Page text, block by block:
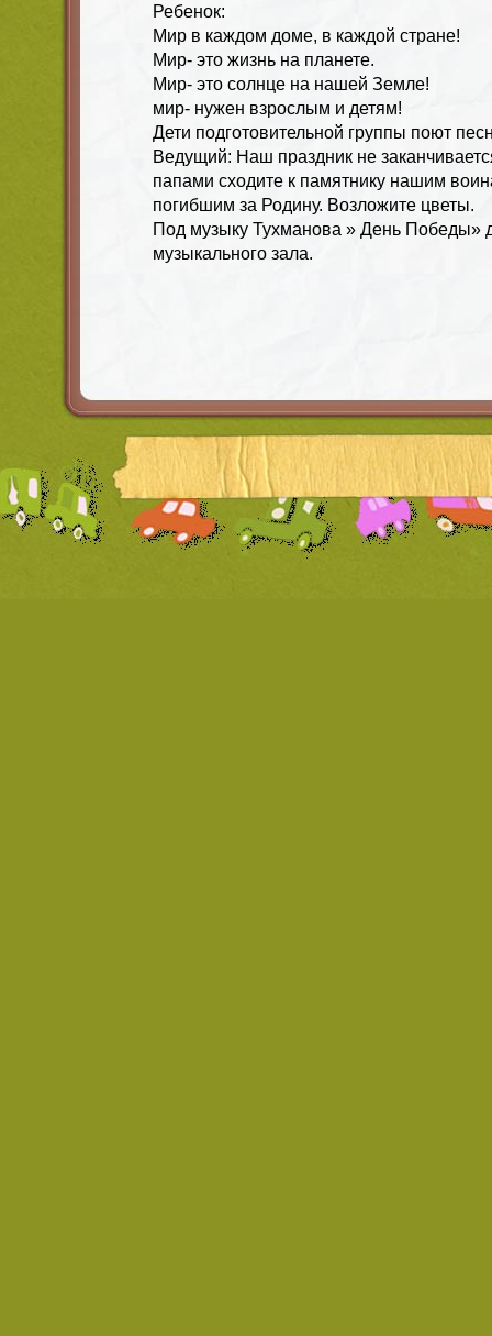
Ребенок:
Мир в каждом доме, в каждой стране!
Мир- это жизнь на планете.
Мир- это солнце на нашей Земле!
мир- нужен взрослым и детям!
Дети подготовительной группы поют
Ведущий: Наш праздник не
папами сходите к памятнику нашим
погибшим за Родину. Возложите цветы.
Под музыку Тухманова » День Победы»
музыкального зала.